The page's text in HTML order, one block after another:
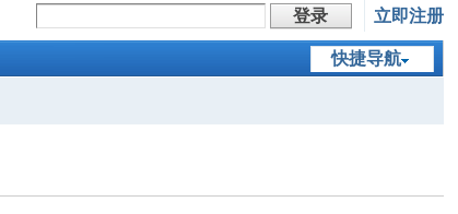
登录 立即注册
快捷导航